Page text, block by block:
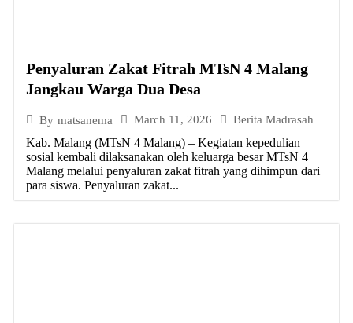
Penyaluran Zakat Fitrah MTsN 4 Malang
Jangkau Warga Dua Desa
By matsanema March 11, 2026 Berita Madrasah
Kab. Malang (MTsN 4 Malang) – Kegiatan kepedulian
sosial kembali dilaksanakan oleh keluarga besar MTsN 4
Malang melalui penyaluran zakat fitrah yang dihimpun dari
para siswa. Penyaluran zakat...